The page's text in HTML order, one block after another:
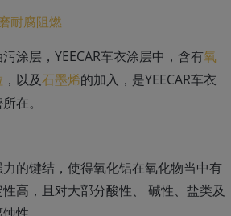
耐腐阻燃
涂层，YEECAR车衣涂层中，含有氧
，以及石墨烯的加入，是YEECAR车衣
在。
的键结，使得氧化铝在氧化物当中有
高，且对大部分酸性、 碱性、盐类及